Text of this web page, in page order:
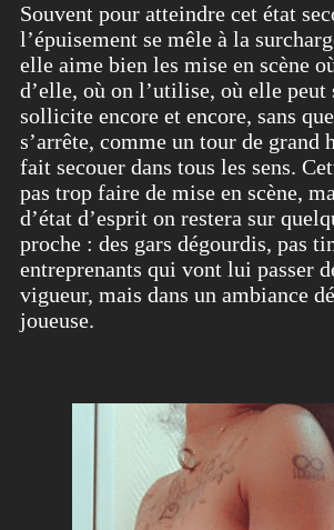
Souvent pour atteindre cet état
l’épuisement se mêle à la
elle aime bien les mise en scène
d’elle, où on l’utilise, où elle peut
sollicite encore et encore, sans
s’arrête, comme un tour de grand
fait secouer dans tous les sens.
pas trop faire de mise en scène,
d’état d’esprit on restera sur
proche : des gars dégourdis, pas
entreprenants qui vont lui passer
vigueur, mais dans un ambiance
joueuse.